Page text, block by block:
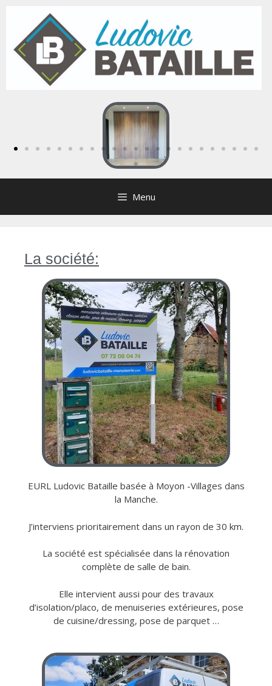
Menu
La société:
EURL Ludovic Bataille basée à Moyon -Villages dans
la Manche.
J’interviens prioritairement dans un rayon de 30 km.
La société est spécialisée dans la rénovation
complète de salle de bain.
Elle intervient aussi pour des travaux
d’isolation/placo, de menuiseries extérieures, pose
de cuisine/dressing, pose de parquet …